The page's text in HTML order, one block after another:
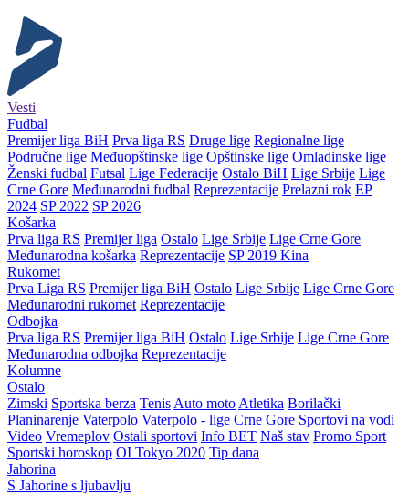
Vesti
Fudbal
Premijer liga BiH Prva liga RS Druge lige Regionalne lige
Područne lige Međuopštinske lige Opštinske lige Omladinske lige
Ženski fudbal Futsal Lige Federacije Ostalo BiH Lige Srbije Lige
Crne Gore Međunarodni fudbal Reprezentacije Prelazni rok EP
2024 SP 2022 SP 2026
Košarka
Prva liga RS Premijer liga Ostalo Lige Srbije Lige Crne Gore
Međunarodna košarka Reprezentacije SP 2019 Kina
Rukomet
Prva Liga RS Premijer liga BiH Ostalo Lige Srbije Lige Crne Gore
Međunarodni rukomet Reprezentacije
Odbojka
Prva liga RS Premijer liga BiH Ostalo Lige Srbije Lige Crne Gore
Međunarodna odbojka Reprezentacije
Kolumne
Ostalo
Zimski Sportska berza Tenis Auto moto Atletika Borilački
Planinarenje Vaterpolo Vaterpolo - lige Crne Gore Sportovi na vodi
Video Vremeplov Ostali sportovi Info BET Naš stav Promo Sport
Sportski horoskop OI Tokyo 2020 Tip dana
Jahorina
S Jahorine s ljubavlju